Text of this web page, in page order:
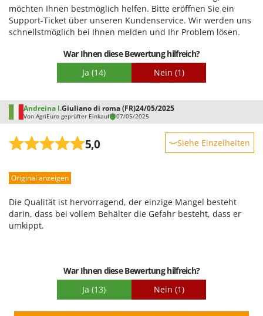
möchten Ihnen bestmöglich helfen. Bitte eröffnen Sie ein
Support-Ticket über unseren Kundenservice. Wir werden uns
schnellstmöglich bei Ihnen melden und Ihr Problem lösen.
stehen Ihnen jederzeit gerne zur Verfügung.
War Ihnen diese Bewertung hilfreich?
Ja (14) Nein (1)
Andreina I.Giuliano di roma (FR)24/05/2025
Von AgriEuro geprüfter Einkauf 07/05/2025
5,0 Siehe Einzelheiten
Leistung
Qualität / Preis
Schwierigkeitsgrad Zusammenbau
Original anzeigen
Die Qualität ist hervorragend, der einzige Mangel besteht
darin, dass bei vollem Behälter die Gefahr besteht, dass er
umkippt.
War Ihnen diese Bewertung hilfreich?
Ja (13) Nein (1)